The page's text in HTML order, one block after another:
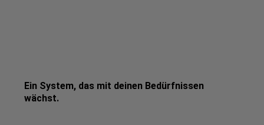
Ein System, das mit deinen Bedürfnissen
wächst.